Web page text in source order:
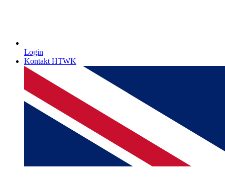
Login
Kontakt HTWK